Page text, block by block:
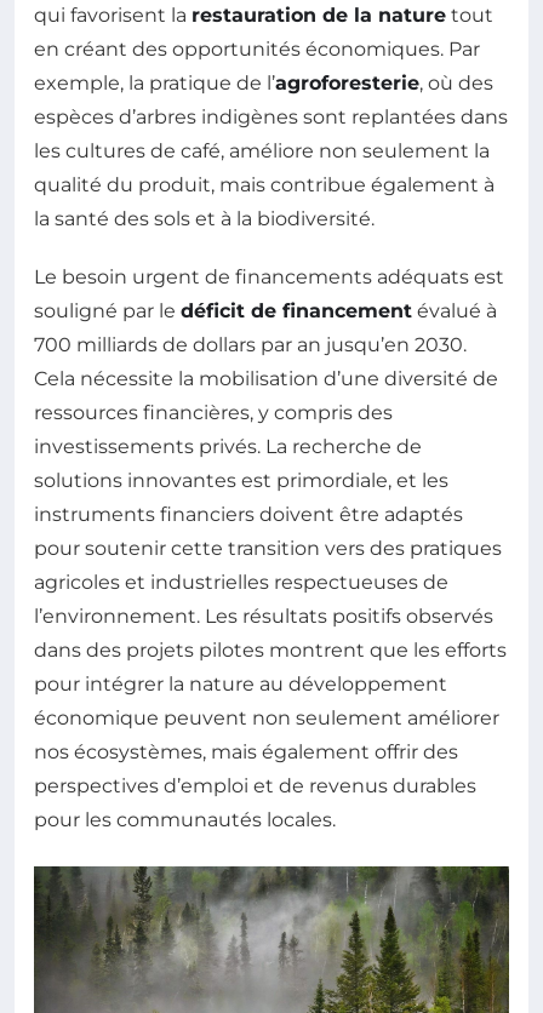
qui favorisent la restauration de la nature tout
en créant des opportunités économiques. Par
exemple, la pratique de l’agroforesterie, où des
espèces d’arbres indigènes sont replantées dans
les cultures de café, améliore non seulement la
qualité du produit, mais contribue également à
la santé des sols et à la biodiversité.
Le besoin urgent de financements adéquats est
souligné par le déficit de financement évalué à
700 milliards de dollars par an jusqu’en 2030.
Cela nécessite la mobilisation d’une diversité de
ressources financières, y compris des
investissements privés. La recherche de
solutions innovantes est primordiale, et les
instruments financiers doivent être adaptés
pour soutenir cette transition vers des pratiques
agricoles et industrielles respectueuses de
l’environnement. Les résultats positifs observés
dans des projets pilotes montrent que les efforts
pour intégrer la nature au développement
économique peuvent non seulement améliorer
nos écosystèmes, mais également offrir des
perspectives d’emploi et de revenus durables
pour les communautés locales.